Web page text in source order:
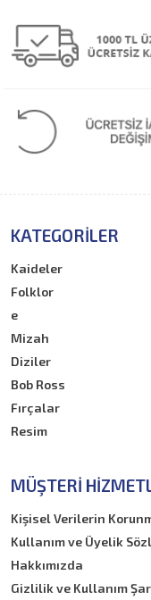
KATEGORILER
Kaideler
Folklor
e
Mizah
Diziler
Bob Ross
Fırçalar
Resim
MÜŞTERI
Kişisel Verilerin
Kullanım ve Üyelik
Hakkımızda
Gizlilik ve Kullanım